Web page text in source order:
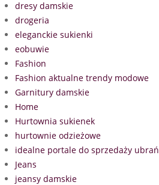
dresy damskie
drogeria
eleganckie sukienki
eobuwie
Fashion
Fashion aktualne trendy modowe
Garnitury damskie
Home
Hurtownia sukienek
hurtownie odzieżowe
idealne portale do sprzedaży ubrań
Jeans
jeansy damskie